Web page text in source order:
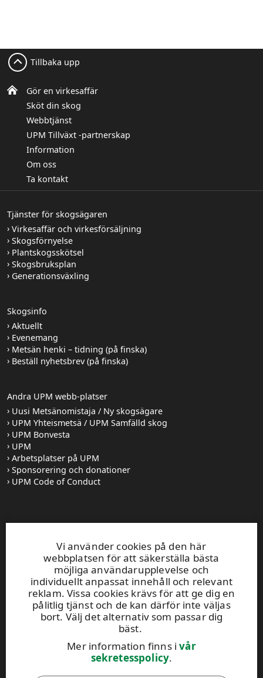
Vi använder cookies på den här
webbplatsen för att säkerställa bästa
möjliga användarupplevelse och
individuellt anpassat innehåll och relevant
reklam. Vissa cookies krävs för att ge dig en
pålitlig tjänst och de kan därför inte väljas
bort. Välj det alternativ som passar dig
bäst.
Mer information finns ivår
sekretesspolicy.
Gör en virkesaffär
Sköt din skog
Webbtjänst
UPM Tillväxt -partnerskap
Information
Om oss
Ta kontakt
Tillbaka upp
Tjänster för skogsägaren
Virkesaffär och virkesförsäljning
Skogsförnyelse
Plantskogsskötsel
Skogsbruksplan
Generationsväxling
Skogsinfo
Aktuellt
Evenemang
Metsän henki – tidning (på finska)
Beställ nyhetsbrev (på finska)
Andra UPM webb-platser
Uusi Metsänomistaja / Ny skogsägare
UPM Yhteismetsä / UPM Samfälld skog
UPM Bonvesta
UPM
Arbetsplatser på UPM
Sponsorering och donationer
UPM Code of Conduct
Öppet mån-fre 8–16
UPM Skog skogsväxeln0204 16121
fornamn.efternamn@upm.com
Skogskundansvarigas kontaktuppgifter
Skogsservicekontorens kontaktuppgifter
Meddela nya kontaktuppgifter